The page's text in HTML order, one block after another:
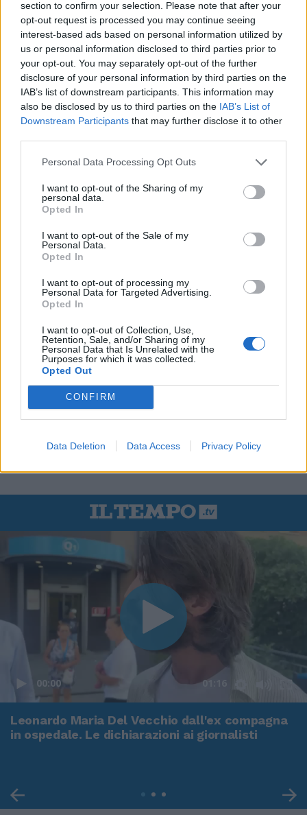
section to confirm your selection. Please note that after your
opt-out request is processed you may continue seeing
interest-based ads based on personal information utilized by
us or personal information disclosed to third parties prior to
your opt-out. You may separately opt-out of the further
disclosure of your personal information by third parties on the
IAB’s list of downstream participants. This information may
also be disclosed by us to third parties on the IAB’s List of
Downstream Participants that may further disclose it to other
Personal Data Processing Opt Outs
I want to opt-out of the Sharing of my
personal data.
Opted In
I want to opt-out of the Sale of my
Personal Data.
Opted In
I want to opt-out of processing my
Personal Data for Targeted Advertising.
Opted In
I want to opt-out of Collection, Use,
Retention, Sale, and/or Sharing of my
Personal Data that Is Unrelated with the
Purposes for which it was collected.
Opted Out
CONFIRM
Data Deletion Data Access Privacy Policy
00:00 01:16
Leonardo Maria Del Vecchio dall'ex compagna
in ospedale. Le dichiarazioni ai giornalisti